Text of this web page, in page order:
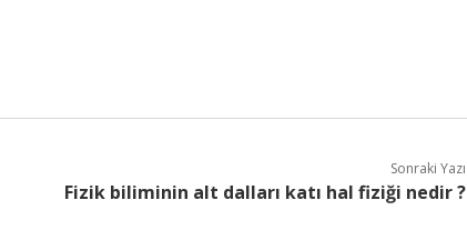
Sonraki Yazı
Fizik biliminin alt dalları katı hal fiziği nedir ?